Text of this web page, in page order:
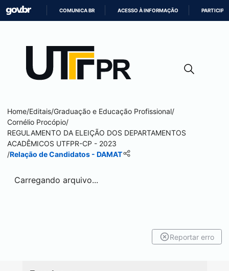
CONTEÚDO
COMUNICA BR ACESSO À INFORMAÇÃO PARTICIPE
Home/Editais/Graduação e Educação Profissional/
Cornélio Procópio/
REGULAMENTO DA ELEIÇÃO DOS DEPARTAMENTOS
ACADÊMICOS UTFPR-CP - 2023
/Relação de Candidatos - DAMAT
Carregando arquivo...
Reportar erro